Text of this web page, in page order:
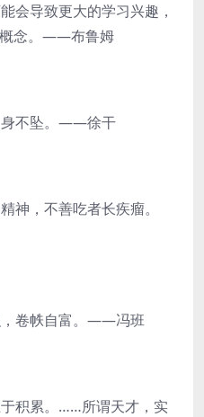
会导致更大的学习兴趣，
概念。——布鲁姆
身不坠。——徐干
神，不善吃者长疾瘤。
，卷帙自富。——冯班
积累。……所谓天才，实